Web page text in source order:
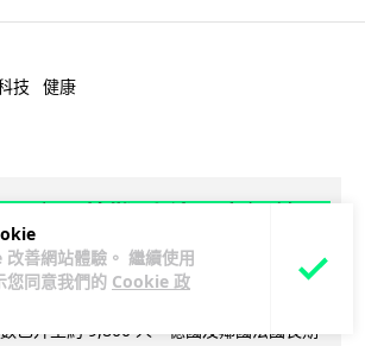
善網站體驗。 繼續使用
您同意我們的 Cookie 政
技 健康
繼續忍的最大原因
空調普及率僅 3%，課室溫度逼近 40 度，
已升至約 9,800 人。德國及鄰國法國長期